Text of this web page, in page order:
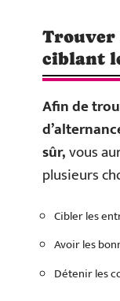
Trouver
ciblant
Afin de
sûr,vous
plusieurs
Cibler les
Avoir les
Détenir les